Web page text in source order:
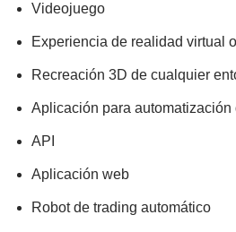
Videojuego
Experiencia de realidad virtual
Recreación 3D de cualquier
Aplicación para automatización
API
Aplicación web
Robot de trading automático